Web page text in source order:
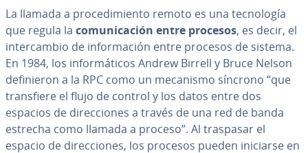
La llamada a pro­ce­di­mie­n­to remoto es una te­c­no­lo­gía
que regula la co­mu­ni­ca­ción entre procesos, es decir, el
in­te­r­ca­m­bio de in­fo­r­ma­ción entre procesos de sistema.
En 1984, los in­fo­r­má­ti­cos Andrew Birrell y Bruce Nelson
de­fi­nie­ron a la RPC como un mecanismo síncrono “que
tra­n­s­fie­re el flujo de control y los datos entre dos
espacios de di­re­c­cio­nes a través de una red de banda
estrecha como llamada a proceso”. Al traspasar el
espacio de di­re­c­cio­nes, los procesos pueden iniciarse en